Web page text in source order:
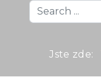
Search
...
Jste zde: